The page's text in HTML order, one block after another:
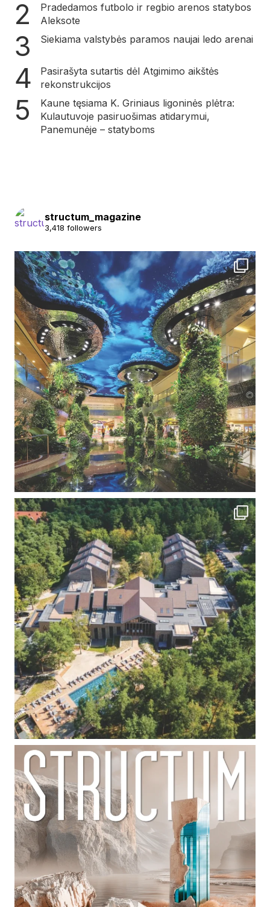
Pradedamos futbolo ir regbio arenos statybos
Aleksote
Siekiama valstybės paramos naujai ledo arenai
Pasirašyta sutartis dėl Atgimimo aikštės
rekonstrukcijos
Kaune tęsiama K. Griniaus ligoninės plėtra:
Kulautuvoje pasiruošimas atidarymui,
Panemunėje – statyboms
structum_magazine
3,418 followers